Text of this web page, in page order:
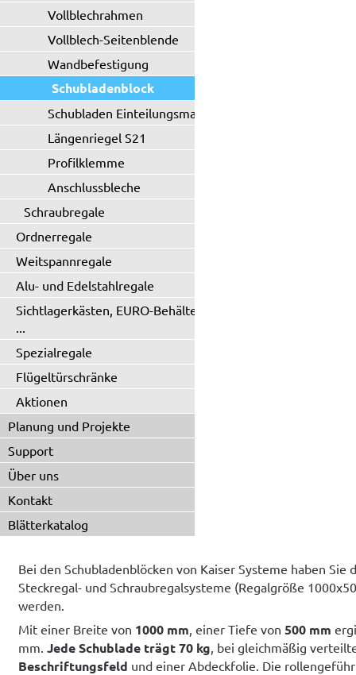
Vollblechrahmen
Vollblech-Seitenblende
Wandbefestigung
Schubladenblock
Schubladen Einteilungsmaterial
Längenriegel S21
Profilklemme
Anschlussbleche
Schraubregale
Ordnerregale
Weitspannregale
Alu- und Edelstahlregale
Sichtlagerkästen, EURO-Behälter
...
Spezialregale
Flügeltürschränke
Aktionen
Planung und Projekte
Support
Über uns
Kontakt
Blätterkatalog
Bei den Schubladenblöcken von Kaiser Systeme haben Sie
Steckregal- und Schraubregalsysteme (Regalgröße
werden.
Mit einer Breite von 1000 mm, einer Tiefe von 500 mm
mm. Jede Schublade trägt 70 kg, bei gleichmäßig
Beschriftungsfeld und einer Abdeckfolie. Die